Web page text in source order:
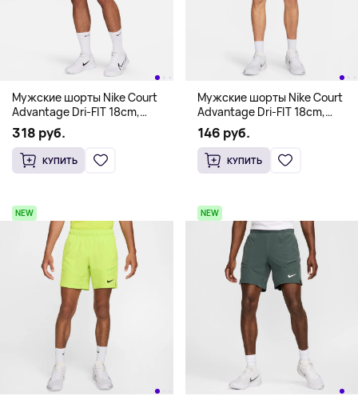
Мужские шорты Nike Court
Advantage Dri-FIT 18cm,
желтый
318 руб.
КУПИТЬ
Мужские шорты Nike Court
Advantage Dri-FIT 18cm,
лазурный
146 руб.
КУПИТЬ
NEW NEW